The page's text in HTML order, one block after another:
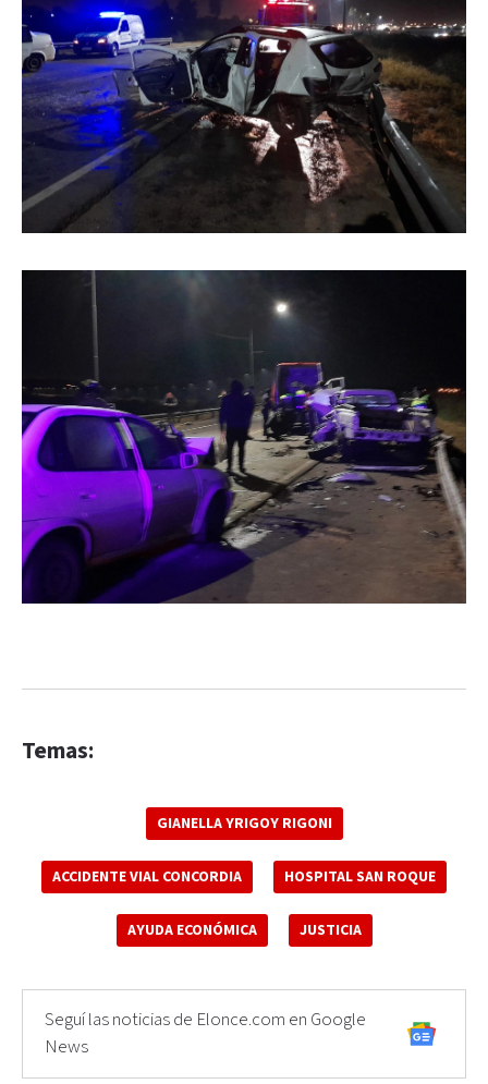
Temas:
GIANELLA YRIGOY RIGONI
ACCIDENTE VIAL CONCORDIA HOSPITAL SAN ROQUE
AYUDA ECONÓMICA JUSTICIA
Seguí las noticias de Elonce.com en Google
News